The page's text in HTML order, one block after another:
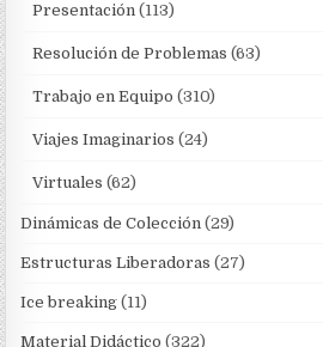
Presentación (113)
Resolución de Problemas (63)
Trabajo en Equipo (310)
Viajes Imaginarios (24)
Virtuales (62)
Dinámicas de Colección (29)
Estructuras Liberadoras (27)
Ice breaking (11)
Material Didáctico (322)